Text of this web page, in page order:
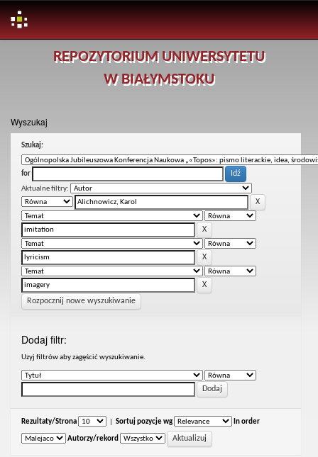
REPOZYTORIUM UNIWERSYTETU
W BIAŁYMSTOKU
Wyszukaj
Szukaj:
for
Aktualne filtry:
Rozpocznij nowe wyszukiwanie
Dodaj filtr:
Uzyj filtrów aby zagęścić wyszukiwanie.
Rezultaty/Strona Sortuj pozycje wg In order
Autorzy/rekord